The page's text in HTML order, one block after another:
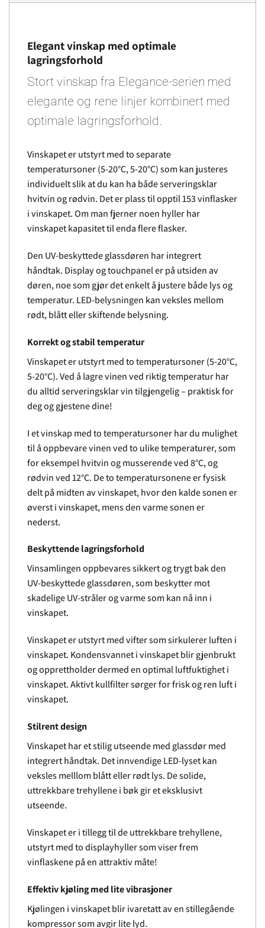
Elegant vinskap med optimale
lagringsforhold
Stort vinskap fra Elegance-serien med
elegante og rene linjer kombinert med
optimale lagringsforhold.
Vinskapet er utstyrt med to separate
temperatursoner (5-20°C, 5-20°C) som kan justeres
individuelt slik at du kan ha både serveringsklar
hvitvin og rødvin. Det er plass til opptil 153 vinflasker
i vinskapet. Om man fjerner noen hyller har
vinskapet kapasitet til enda flere flasker.
Den UV-beskyttede glassdøren har integrert
håndtak. Display og touchpanel er på utsiden av
døren, noe som gjør det enkelt å justere både lys og
temperatur. LED-belysningen kan veksles mellom
rødt, blått eller skiftende belysning.
Korrekt og stabil temperatur
Vinskapet er utstyrt med to temperatursoner (5-20°C,
5-20°C). Ved å lagre vinen ved riktig temperatur har
du alltid serveringsklar vin tilgjengelig – praktisk for
deg og gjestene dine!
I et vinskap med to temperatursoner har du mulighet
til å oppbevare vinen ved to ulike temperaturer, som
for eksempel hvitvin og musserende ved 8°C, og
rødvin ved 12°C. De to temperatursonene er fysisk
delt på midten av vinskapet, hvor den kalde sonen er
øverst i vinskapet, mens den varme sonen er
nederst.
Beskyttende lagringsforhold
Vinsamlingen oppbevares sikkert og trygt bak den
UV-beskyttede glassdøren, som beskytter mot
skadelige UV-stråler og varme som kan nå inn i
vinskapet.
Vinskapet er utstyrt med vifter som sirkulerer luften i
vinskapet. Kondensvannet i vinskapet blir gjenbrukt
og opprettholder dermed en optimal luftfuktighet i
vinskapet. Aktivt kullfilter sørger for frisk og ren luft i
vinskapet.
Stilrent design
Vinskapet har et stilig utseende med glassdør med
integrert håndtak. Det innvendige LED-lyset kan
veksles melllom blått eller rødt lys. De solide,
uttrekkbare trehyllene i bøk gir et eksklusivt
utseende.
Vinskapet er i tillegg til de uttrekkbare trehyllene,
utstyrt med to displayhyller som viser frem
vinflaskene på en attraktiv måte!
Effektiv kjøling med lite vibrasjoner
Kjølingen i vinskapet blir ivaretatt av en stillegående
kompressor som avgir lite lyd.